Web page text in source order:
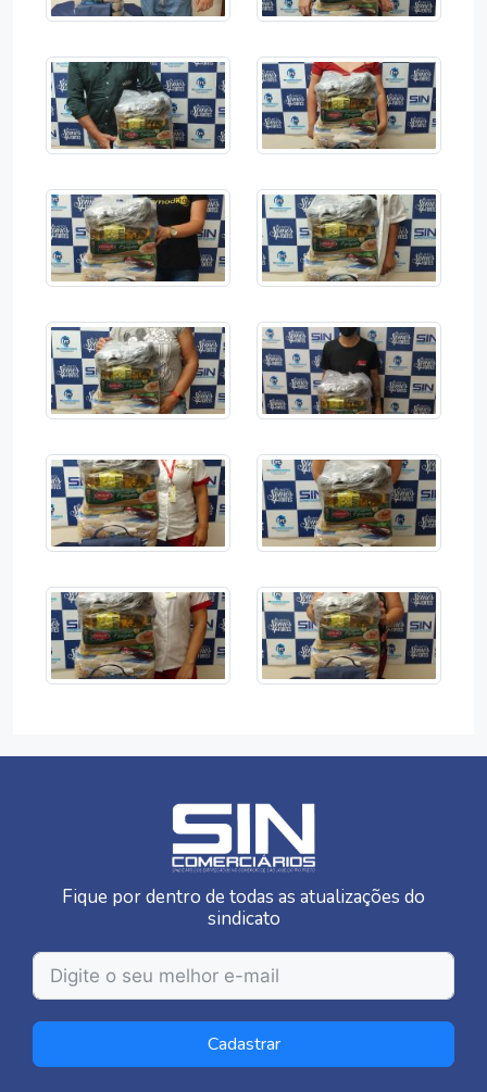
Fique por dentro de todas as atualizações do
sindicato
Cadastrar